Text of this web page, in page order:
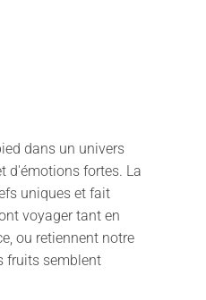
dans un univers
d'émotions fortes. La
uniques et fait
voyager tant en
ou retiennent notre
fruits semblent